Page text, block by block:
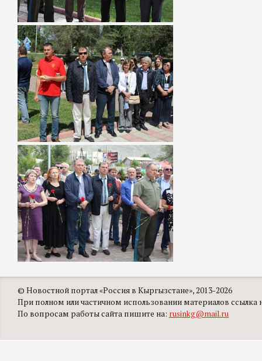
© Новостной портал «Россия в Кыргызстане», 2013-2026
При полном или частичном использовании материалов ссылка
По вопросам работы сайта пишите на: rusinkg@mail.ru